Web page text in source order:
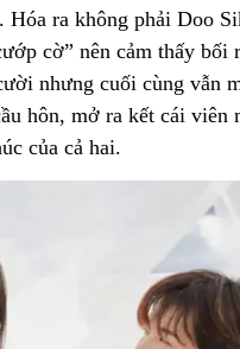
ra không phải Doo
cờ” nên cảm thấy bối
nhưng cuối cùng vẫn
hôn, mở ra kết cái viên
của cả hai.